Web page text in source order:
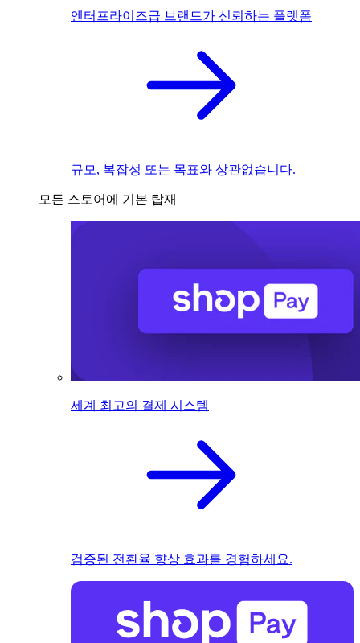
엔터프라이즈급 브랜드가 신뢰하는 플랫폼
규모, 복잡성 또는 목표와 상관없습니다.
모든 스토어에 기본 탑재
세계 최고의 결제 시스템
검증된 전환율 향상 효과를 경험하세요.